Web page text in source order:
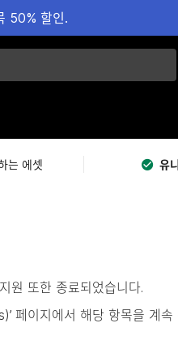
50% 할인.
는 에셋 유
원 또한 종료되었습니다.
페이지에서 해당 항목을 계속